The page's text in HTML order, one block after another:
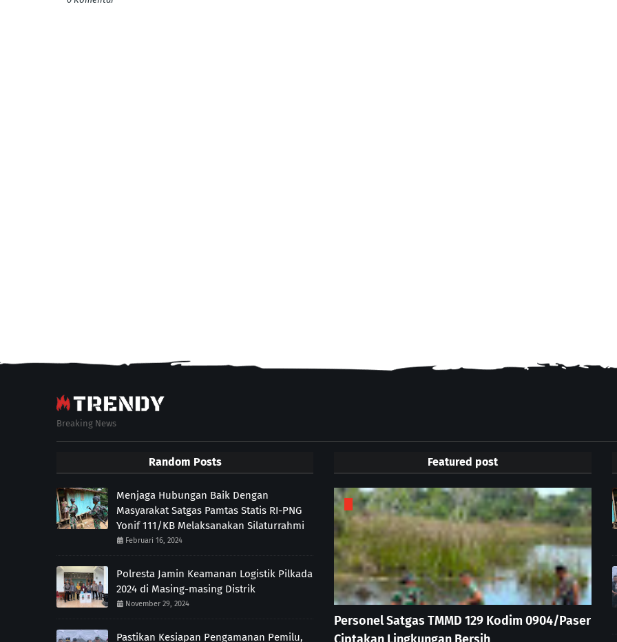
Breaking News
Random Posts
Menjaga Hubungan Baik Dengan
Masyarakat Satgas Pamtas Statis RI-PNG
Yonif 111/KB Melaksanakan Silaturrahmi
Februari 16, 2024
Polresta Jamin Keamanan Logistik Pilkada
2024 di Masing-masing Distrik
November 29, 2024
Pastikan Kesiapan Pengamanan Pemilu,
Featured post
Personel Satgas TMMD 129 Kodim 0904/Paser